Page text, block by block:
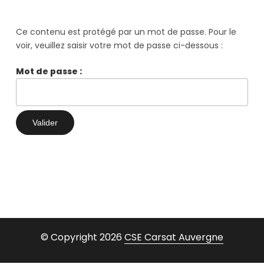
Ce contenu est protégé par un mot de passe. Pour le
voir, veuillez saisir votre mot de passe ci-dessous :
Mot de passe :
© Copyright 2026 CSE Carsat Auvergne